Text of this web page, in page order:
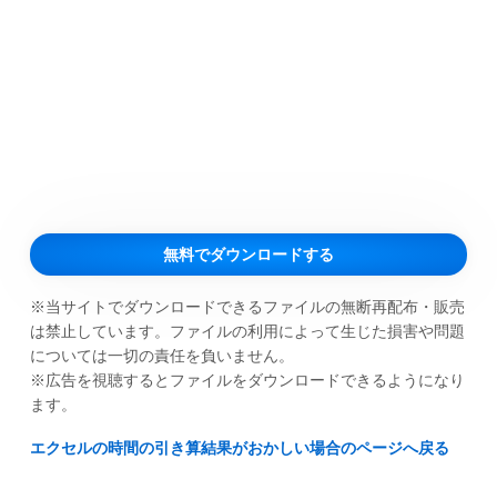
無料でダウンロードする
※当サイトでダウンロードできるファイルの無断再配布・販売
は禁止しています。ファイルの利用によって生じた損害や問題
については一切の責任を負いません。
※広告を視聴するとファイルをダウンロードできるようになり
ます。
エクセルの時間の引き算結果がおかしい場合のページへ戻る